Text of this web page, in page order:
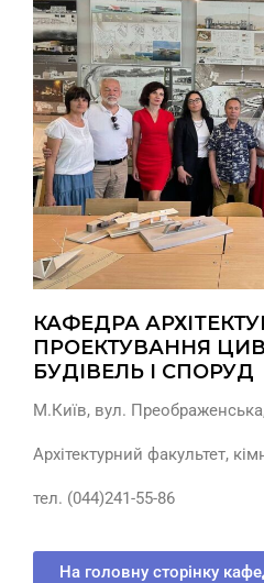
КАФЕДРА
ПРОЕКТУВАННЯ
БУДІВЕЛЬ І СПОРУД
М.Київ, вул.
Архітектурний факультет,
тел. (044)241-55-86
На головну сторінку